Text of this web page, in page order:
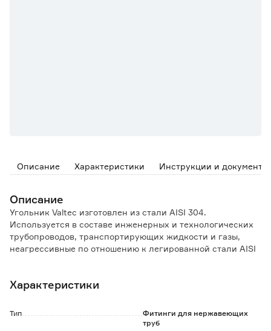
Описание Характеристики Инструкции и документы
Описание
Угольник Valtec изготовлен из стали AISI 304.
Используется в составе инженерных и технологических
трубопроводов, транспортирующих жидкости и газы,
неагрессивные по отношению к легированной стали AISI
Фитинг рассчитан на обжатие с помощью пресс-
Характеристики
Тип
Фитинги для нержавеющих
труб